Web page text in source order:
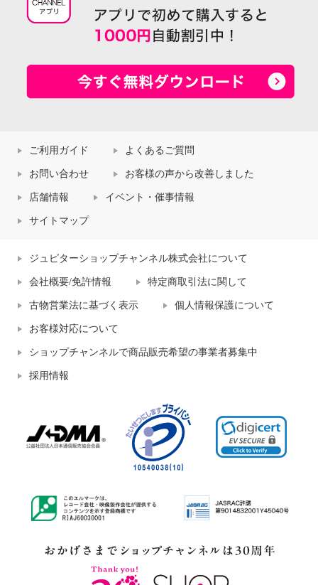
ご利用ガイド よくあるご質問
お問い合わせ お客様の声から改善しました
店舗情報 イベント・催事情報
サイトマップ
ジュピターショップチャンネル株式会社について
会社概要/免許情報 特定商取引法に関して
古物営業法に基づく表示 個人情報保護について
お客様対応について
ショップチャンネルで商品販売希望の事業者募集中
採用情報